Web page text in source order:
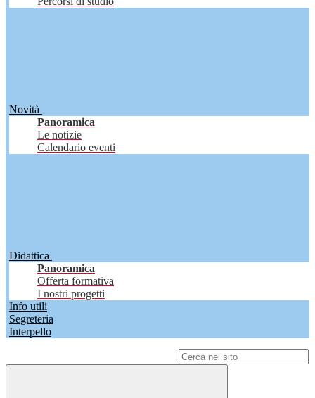
Novità
Panoramica
Le notizie
Calendario eventi
Didattica
Panoramica
Offerta formativa
I nostri progetti
Info utili
Segreteria
Interpello